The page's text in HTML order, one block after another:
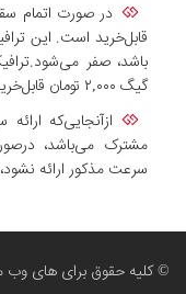
در صورت اتمام
قابل‌خرید است. این
باشد، صفر
گیگ ۲,۰۰۰ تومان قابل‌خرید است.
ازآنجایی‌که
مشترک می‌باشد،
سرعت مذکور ارائه
© کلیه حقوق برای های